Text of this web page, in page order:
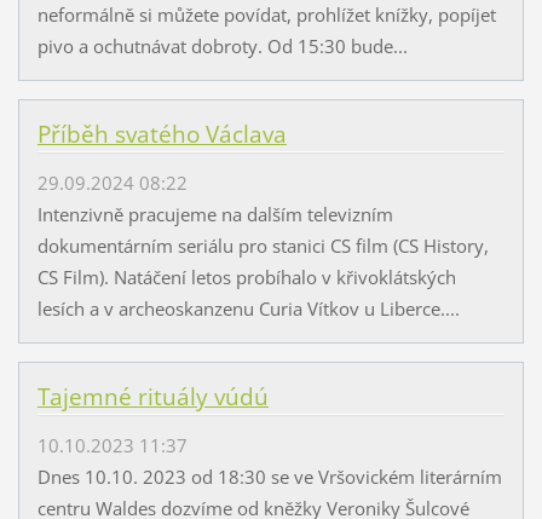
neformálně si můžete povídat, prohlížet knížky, popíjet
pivo a ochutnávat dobroty. Od 15:30 bude...
Příběh svatého Václava
29.09.2024 08:22
Intenzivně pracujeme na dalším televizním
dokumentárním seriálu pro stanici CS film (CS History,
CS Film). Natáčení letos probíhalo v křivoklátských
lesích a v archeoskanzenu Curia Vítkov u Liberce....
Tajemné rituály vúdú
10.10.2023 11:37
Dnes 10.10. 2023 od 18:30 se ve Vršovickém literárním
centru Waldes dozvíme od kněžky Veroniky Šulcové